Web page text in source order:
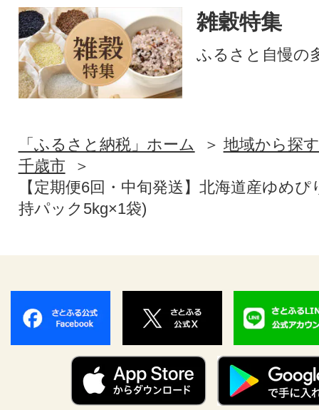
雑穀特集
ふるさと自慢の
「ふるさと納税」ホーム
地域から探す
千歳市
【定期便6回・中旬発送】北海道産ゆめ
持パック5kg×1袋)